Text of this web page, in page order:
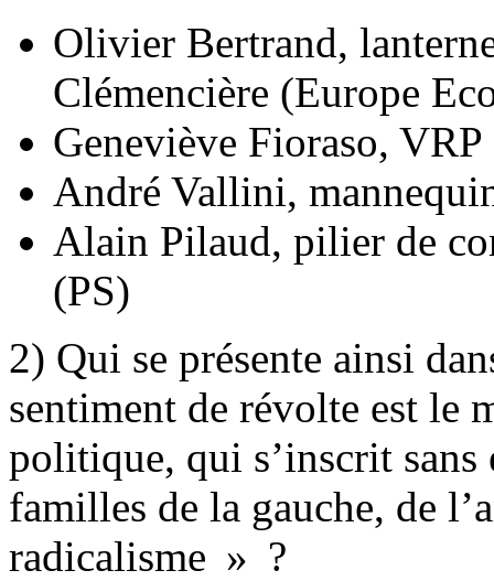
Olivier Bertrand,
Clémencière (Europe
Geneviève Fioraso,
André Vallini,
Alain Pilaud, pilier de
(PS)
2) Qui se présente ainsi
sentiment de révolte est le
politique, qui s’inscrit sans
familles de la gauche, de
radicalisme » ?